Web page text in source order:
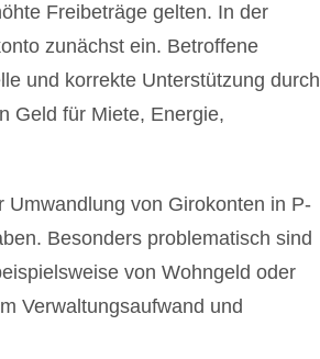
Freibeträge gelten. In der
zunächst ein. Betroffene
und korrekte Unterstützung durch
Geld für Miete, Energie,
von Girokonten in P-
Besonders problematisch sind
von Wohngeld oder
Verwaltungsaufwand und